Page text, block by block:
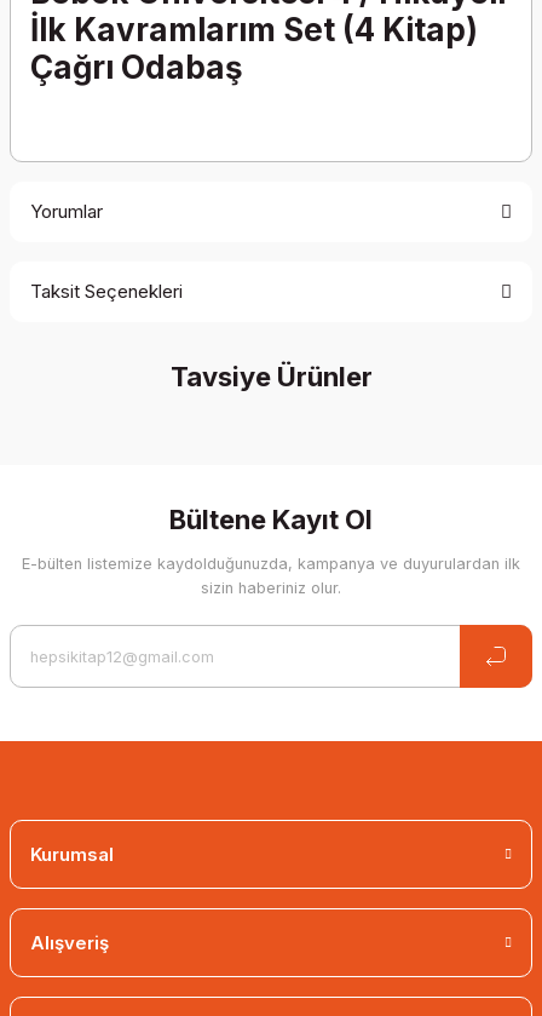
İlk Kavramlarım Set (4 Kitap)
Çağrı Odabaş
Yorumlar
Write a Comment
Taksit Seçenekleri
Tavsiye Ürünler
Guardiola Stars of the Field Card + Poster
8,01 EUR
Bültene Kayıt Ol
E-bülten listemize kaydolduğunuzda, kampanya ve duyurulardan ilk
sizin haberiniz olur.
Kurumsal
Alışveriş